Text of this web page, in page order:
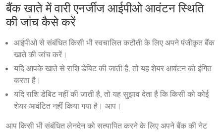
बैंक खाते में वारी एनर्जीज आईपीओ आवंटन स्थिति
की जांच कैसे करें
आईपीओ से संबंधित किसी भी स्वचालित कटौती के लिए अपने पंजीकृत बैंक
खाते की जांच करें।
यदि आपके खाते से राशि डेबिट की जाती है, तो यह शेयर आवंटन को इंगित
करता है।
यदि राशि डेबिट नहीं की जाती है, तो यह सुझाव देता है कि किसी को कोई
शेयर आवंटित नहीं किया गया है। आप।
आप किसी भी संबंधित लेनदेन को सत्यापित करने के लिए अपने बैंक की नेट